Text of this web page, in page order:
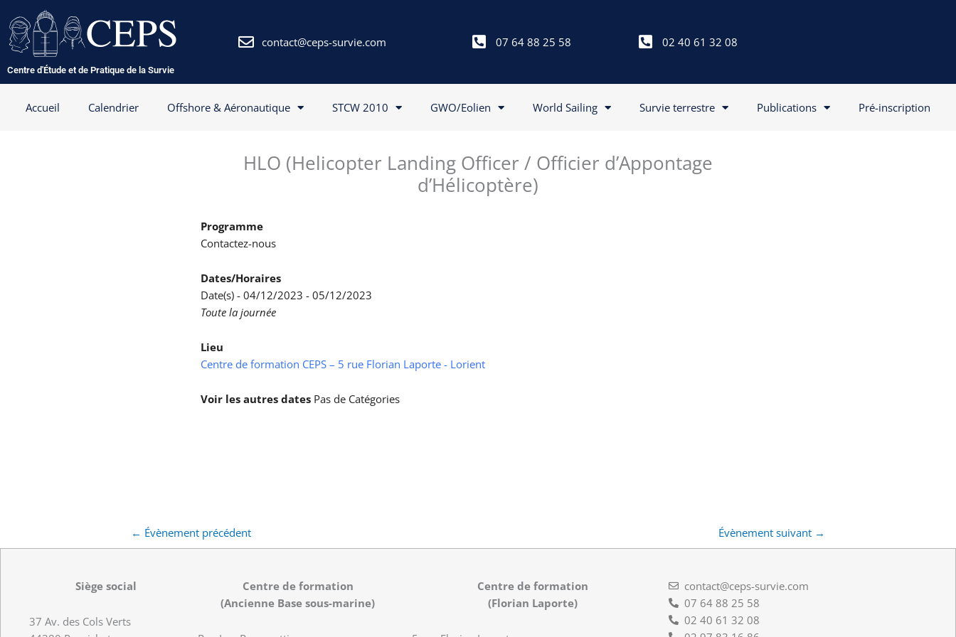
au
contenu
Centre d'Étude et de Pratique de la Survie
contact@ceps-survie.com 07 64 88 25 58 02 40 61 32 08
Accueil Calendrier Offshore & Aéronautique STCW 2010 GWO/Eolien World Sailing Survie terrestre Publications Pré-inscription
HLO (Helicopter Landing Officer / Officier d’Appontage
d’Hélicoptère)
Programme
Contactez-nous
Dates/Horaires
Date(s) - 04/12/2023 - 05/12/2023
Toute la journée
Lieu
Centre de formation CEPS – 5 rue Florian Laporte - Lorient
Voir les autres dates Pas de Catégories
← Évènement précédent Évènement suivant →
Siège social
37 Av. des Cols Verts
Centre de formation
(Ancienne Base sous-marine)
Centre de formation
(Florian Laporte)
contact@ceps-survie.com
07 64 88 25 58
02 40 61 32 08